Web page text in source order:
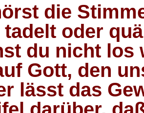
die
tadelt oder
du nicht los
Gott, den
lässt das